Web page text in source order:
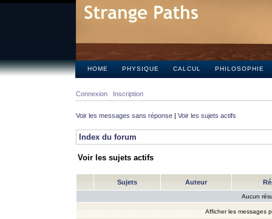
HOME PHYSIQUE CALCUL PHILOSOPHIE
Connexion Inscription
Voir les messages sans réponse | Voir les sujets actifs
Index du forum
Voir les sujets actifs
Sujets Auteur
Aucun
Afficher les messages